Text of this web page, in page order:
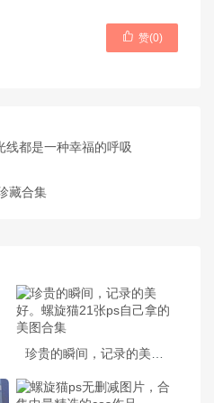
 赞(0)
线都是一种幸福的呼吸
藏合集
珍贵的瞬间，记录的美好。螺旋猫21张ps自己拿的美图合集